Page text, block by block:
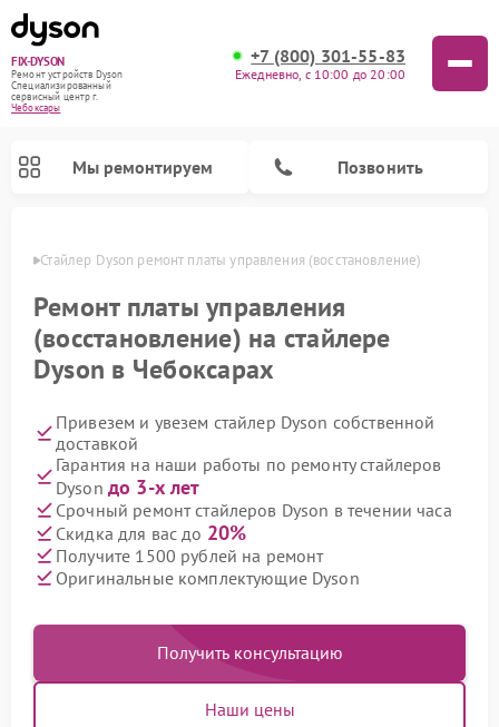
FIX-DYSON
Ремонт устройств Dyson
Специализированный
cервисный центр г.
Чебоксары
+7 (800) 301-55-83
Ежедневно, с 10:00 до 20:00
Мы ремонтируем Позвонить
Стайлер Dyson ремонт платы управления (восстановление)
Ремонт платы управления
(восстановление) на стайлере
Dyson в Чебоксарах
Привезем и увезем стайлер Dyson собственной
доставкой
Гарантия на наши работы по ремонту стайлеров
Dyson до 3-х лет
Срочный ремонт стайлеров Dyson в течении часа
Скидка для вас до 20%
Получите 1500 рублей на ремонт
Оригинальные комплектующие Dyson
Получить консультацию
Наши цены